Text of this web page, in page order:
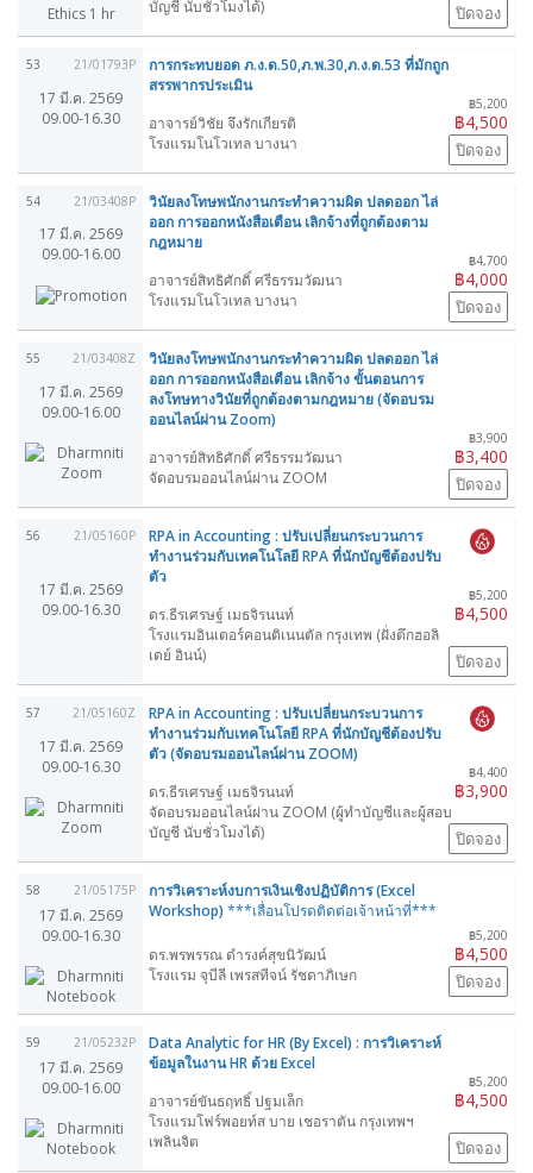
บัญชี นับชั่วโมงได้) ปิดจอง
53 21/01793P
17 มี.ค. 2569
09.00-16.30
การกระทบยอด ภ.ง.ด.50,ภ.พ.30,ภ.ง.ด.53 ที่มักถูก
สรรพากรประเมิน
฿5,200
฿4,500
อาจารย์วิชัย จึงรักเกียรติ
โรงแรมโนโวเทล บางนา
ปิดจอง
54 21/03408P
17 มี.ค. 2569
09.00-16.00
วินัยลงโทษพนักงานกระทำความผิด ปลดออก ไล่
ออก การออกหนังสือเตือน เลิกจ้างที่ถูกต้องตาม
กฎหมาย
฿4,700
฿4,000
อาจารย์สิทธิศักดิ์ ศรีธรรมวัฒนา
โรงแรมโนโวเทล บางนา
ปิดจอง
55 21/03408Z
17 มี.ค. 2569
09.00-16.00
วินัยลงโทษพนักงานกระทำความผิด ปลดออก ไล่
ออก การออกหนังสือเตือน เลิกจ้าง ขั้นตอนการ
ลงโทษทางวินัยที่ถูกต้องตามกฎหมาย (จัดอบรม
ออนไลน์ผ่าน Zoom)
฿3,900
฿3,400
อาจารย์สิทธิศักดิ์ ศรีธรรมวัฒนา
จัดอบรมออนไลน์ผ่าน ZOOM
ปิดจอง
56 21/05160P
17 มี.ค. 2569
09.00-16.30
RPA in Accounting : ปรับเปลี่ยนกระบวนการ
ทำงานร่วมกับเทคโนโลยี RPA ที่นักบัญชีต้องปรับ
ตัว
฿5,200
฿4,500
ดร.ธีรเศรษฐ์ เมธจิรนนท์
โรงแรมอินเตอร์คอนติเนนตัล กรุงเทพ (ฝั่งตึกฮอลิ
เดย์ อินน์)
ปิดจอง
57 21/05160Z
17 มี.ค. 2569
09.00-16.30
RPA in Accounting : ปรับเปลี่ยนกระบวนการ
ทำงานร่วมกับเทคโนโลยี RPA ที่นักบัญชีต้องปรับ
ตัว (จัดอบรมออนไลน์ผ่าน ZOOM)
฿4,400
฿3,900
ดร.ธีรเศรษฐ์ เมธจิรนนท์
จัดอบรมออนไลน์ผ่าน ZOOM (ผู้ทำบัญชีและผู้สอบ
บัญชี นับชั่วโมงได้)
ปิดจอง
58 21/05175P
17 มี.ค. 2569
09.00-16.30
การวิเคราะห์งบการเงินเชิงปฏิบัติการ (Excel
Workshop) ***เลื่อนโปรดติดต่อเจ้าหน้าที่***
฿5,200
฿4,500
ดร.พรพรรณ ดำรงค์สุขนิวัฒน์
โรงแรม จุบีลี เพรสทีจน์ รัชดาภิเษก
ปิดจอง
59 21/05232P
17 มี.ค. 2569
09.00-16.00
Data Analytic for HR (By Excel) : การวิเคราะห์
ข้อมูลในงาน HR ด้วย Excel
฿5,200
฿4,500
อาจารย์ขันธฤทธิ์ ปฐมเล็ก
โรงแรมโฟร์พอยท์ส บาย เชอราตัน กรุงเทพฯ
เพลินจิต
ปิดจอง